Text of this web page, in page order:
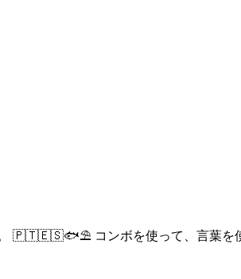
🇵🇹🇪🇸🐟⛱️ コンボを使って、言葉を